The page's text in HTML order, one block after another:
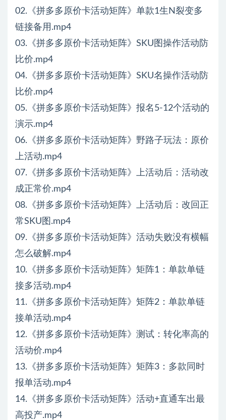
02.《拼多多原价卡活动矩阵》单款1生N裂变多
链接备用.mp4
03.《拼多多原价卡活动矩阵》SKU图操作活动防
比价.mp4
04.《拼多多原价卡活动矩阵》SKU名操作活动防
比价.mp4
05.《拼多多原价卡活动矩阵》报名5-12个活动的
演示.mp4
06.《拼多多原价卡活动矩阵》野路子玩法：原价
上活动.mp4
07.《拼多多原价卡活动矩阵》上活动后：活动改
成正常价.mp4
08.《拼多多原价卡活动矩阵》上活动后：改回正
常SKU图.mp4
09.《拼多多原价卡活动矩阵》活动失败没有横幅
怎么破解.mp4
10.《拼多多原价卡活动矩阵》矩阵1：单款单链
接多活动.mp4
11.《拼多多原价卡活动矩阵》矩阵2：单款单链
接单活动.mp4
12.《拼多多原价卡活动矩阵》测试：转化率高的
活动价.mp4
13.《拼多多原价卡活动矩阵》矩阵3：多款同时
报单活动.mp4
14.《拼多多原价卡活动矩阵》活动+直通车出最
高投产.mp4